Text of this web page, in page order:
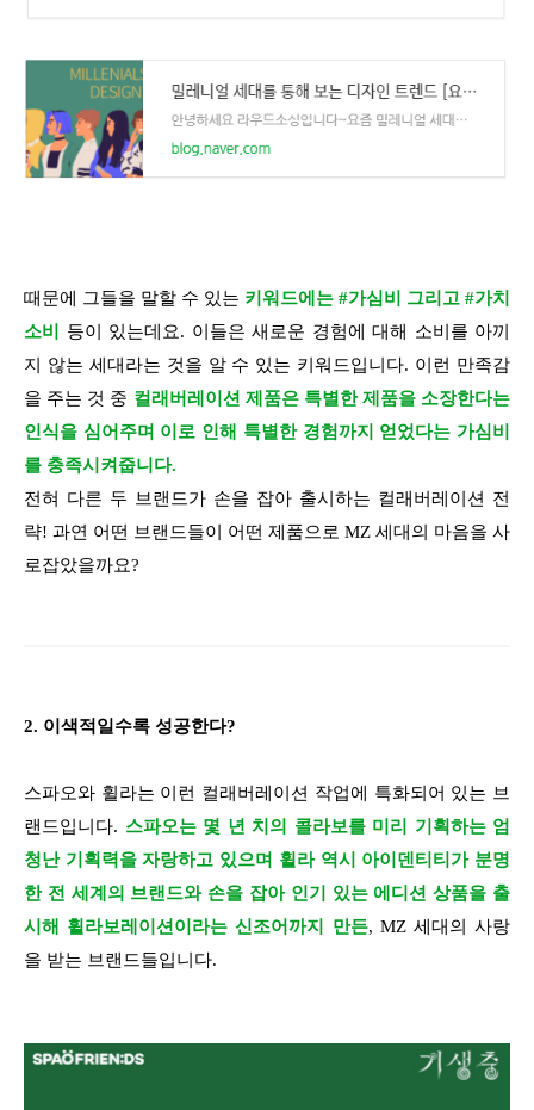
때문에 그들을 말할 수 있는 키워드에는 #가심비 그리고 #가치
소비 등이 있는데요. 이들은 새로운 경험에 대해 소비를 아끼
지 않는 세대라는 것을 알 수 있는 키워드입니다. 이런 만족감
을 주는 것 중 컬래버레이션 제품은 특별한 제품을 소장한다는
인식을 심어주며 이로 인해 특별한 경험까지 얻었다는 가심비
를 충족시켜줍니다.
전혀 다른 두 브랜드가 손을 잡아 출시하는 컬래버레이션 전
략! 과연 어떤 브랜드들이 어떤 제품으로 MZ 세대의 마음을 사
로잡았을까요?
2. 이색적일수록 성공한다?
스파오와 휠라는 이런 컬래버레이션 작업에 특화되어 있는 브
랜드입니다. 스파오는 몇 년 치의 콜라보를 미리 기획하는 엄
청난 기획력을 자랑하고 있으며 휠라 역시 아이덴티티가 분명
한 전 세계의 브랜드와 손을 잡아 인기 있는 에디션 상품을 출
시해 휠라보레이션이라는 신조어까지 만든, MZ 세대의 사랑
을 받는 브랜드들입니다.